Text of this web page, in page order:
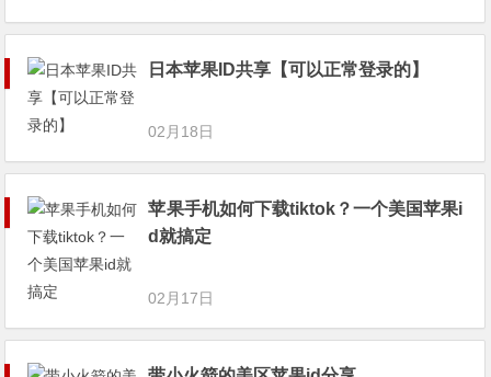
日本苹果ID共享【可以正常登录的】
02月18日
苹果手机如何下载tiktok？一个美国苹果i
d就搞定
02月17日